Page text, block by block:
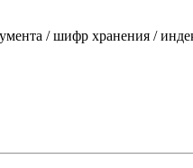
/ шифр хранения /